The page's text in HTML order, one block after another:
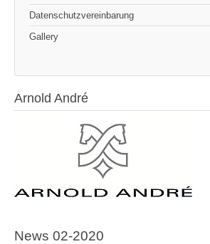
Datenschutzvereinbarung
Gallery
Arnold André
News 02-2020